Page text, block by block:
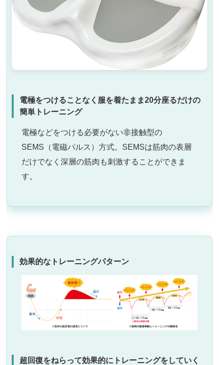
電極をつけることなく服を着たまま20分座るだけの
簡単トレーニング
電極などをつける必要がない非接触型の
SEMS（電磁パルス）方式。SEMSは筋肉の表層
だけでなく深層の筋肉も刺激することができま
す。
効果的なトレーニングパターン
超回復をねらって効果的にトレーニングをしていく